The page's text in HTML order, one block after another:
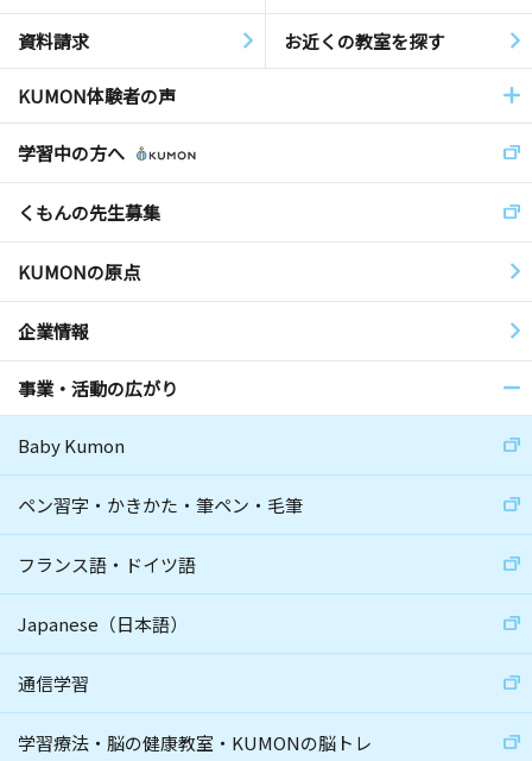
資料請求 お近くの教室を探す
KUMON体験者の声
学習中の方へ
くもんの先生募集
KUMONの原点
企業情報
事業・活動の広がり
Baby Kumon
ペン習字・かきかた・筆ペン・毛筆
フランス語・ドイツ語
Japanese（日本語）
通信学習
学習療法・脳の健康教室・KUMONの脳トレ